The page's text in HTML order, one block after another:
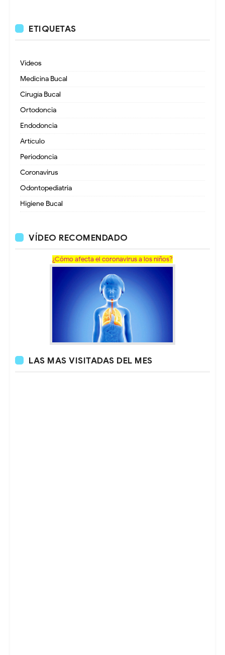
ETIQUETAS
Videos
Medicina Bucal
Cirugía Bucal
Ortodoncia
Endodoncia
Artículo
Periodoncia
Coronavirus
Odontopediatria
Higiene Bucal
VÍDEO RECOMENDADO
¿Cómo afecta el coronavirus a los niños?
LAS MAS VISITADAS DEL MES